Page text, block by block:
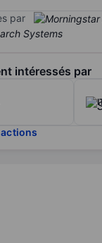
par
intéressés par